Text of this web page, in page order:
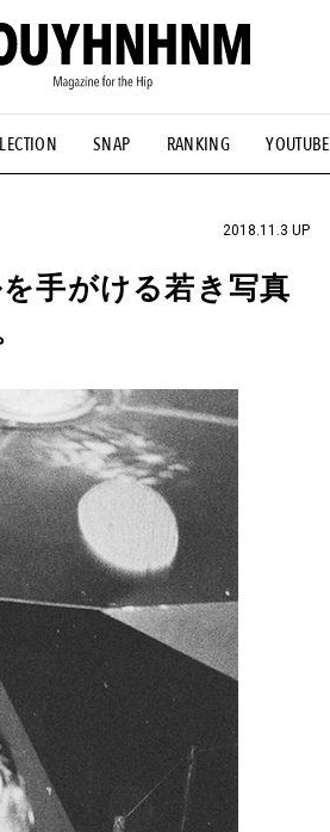
SNAP RANKING YOUTUBE
#NEW VINTAGE #マイナーグッド図鑑
#ととけん #FASHION #MUSIC
2018.11.3 UP
手がける若き写真